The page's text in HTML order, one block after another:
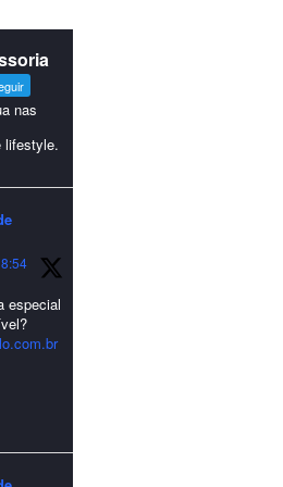
nas
lifestyle.
especial